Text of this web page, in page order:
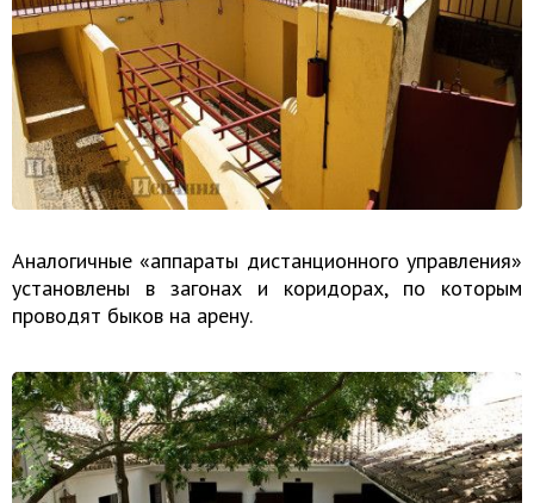
Аналогичные «аппараты дистанционного управления»
установлены в загонах и коридорах, по которым
проводят быков на арену.